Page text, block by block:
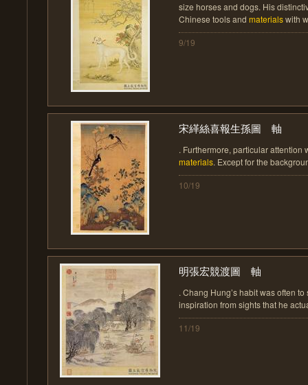
size horses and dogs. His
Chinese tools and materialswith
9/19
宋緙絲喜報生孫圖 軸
. Furthermore, particular attention
materials. Except for the
10/19
明張宏競渡圖 軸
. Chang Hung’s habit was often
inspiration from sights that he
11/19